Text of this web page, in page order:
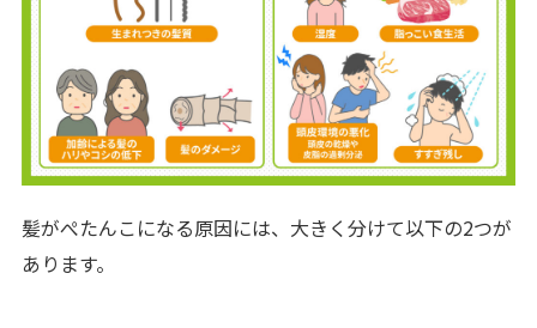
髪がぺたんこになる原因には、大きく分けて以下の2つが
あります。